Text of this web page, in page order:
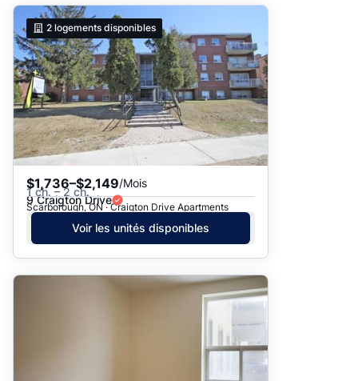
2 logements disponibles
$1,736–$2,149/Mois
1 ch. – 2 ch.
9 Craigton Drive
Scarborough, ON · Craigton Drive Apartments
Voir les unités disponibles